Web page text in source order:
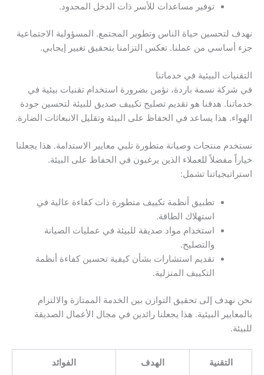
توفير مساعدات للأسر ذات الدخل المحدود.
نهدف لتحسين حياة الناس وتطوير المجتمع. المسؤولية الاجتماعية
جزء أساسي من عملنا. تعكس التزامنا بتحقيق تغيير إيجابي.
التقنيات البيئية في خدماتنا
في شركة نسمة باردة، نؤمن بضرورة استخدام تقنيات بيئية في
خدماتنا. هدفنا هو تقديم تصليح تكييف صديق للبيئة لتحسين جودة
الهواء. هذا يساعد في الحفاظ على البيئة وتقليل الانبعاثات الضارة.
نستخدم منتجات وصيانة متطورة تلبي معايير الاستدامة. هذا يجعلنا
خياراً مفضلاً للعملاء الذين يرغبون في الحفاظ على البيئة.
استراتيجياتنا تشمل:
تطبيق أنظمة تكييف متطورة ذات كفاءة عالية في
استهلاك الطاقة.
استخدام مواد صديقة للبيئة في عمليات الصيانة
والتصليح.
تقديم استشارات بشأن كيفية تحسين كفاءة أنظمة
التكييف المنزلية.
نحن نهدف إلى تحقيق التوازن بين الخدمة الممتازة والالتزام
بالمعايير البيئية. هذا يجعلنا رائدين في مجال الأعمال الصديقة
للبيئة.
التقنية الهدف الفوائد